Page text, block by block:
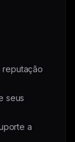
reputação
seus
a